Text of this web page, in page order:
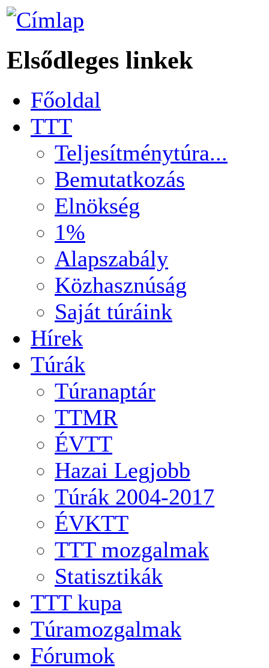
Elsődleges linkek
Főoldal
TTT
Teljesítménytúra...
Bemutatkozás
Elnökség
1%
Alapszabály
Közhasznúság
Saját túráink
Hírek
Túrák
Túranaptár
TTMR
ÉVTT
Hazai Legjobb
Túrák 2004-2017
ÉVKTT
TTT mozgalmak
Statisztikák
TTT kupa
Túramozgalmak
Fórumok